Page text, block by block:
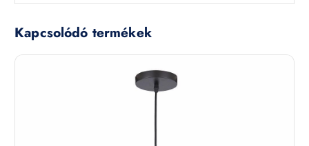
Kapcsolódó termékek